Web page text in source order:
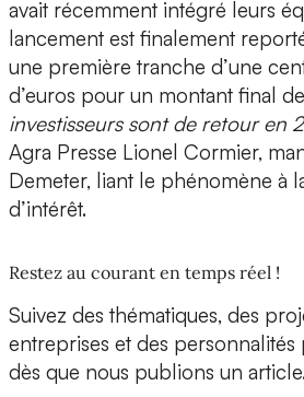
avait récemment intégré leurs
lancement est finalement
une première tranche d’une
d’euros pour un montant final
investisseurs sont de retour en
Agra Presse Lionel Cormier,
Demeter, liant le phénomène à
d’intérêt.
Restez au courant en temps réel !
Suivez des thématiques, des
entreprises et des
dès que nous publions un